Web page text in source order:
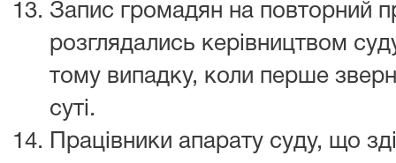
Запис громадян на повторний
розглядались керівництвом
тому випадку, коли перше
суті.
Працівники апарату суду, що